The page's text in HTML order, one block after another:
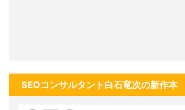
SEOコンサルタント白石竜次の新作本